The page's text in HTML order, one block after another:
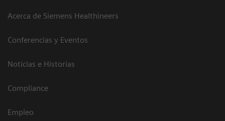
Acerca de Siemens Healthineers
Conferencias y Eventos
Noticias e Historias
Compliance
Empleo